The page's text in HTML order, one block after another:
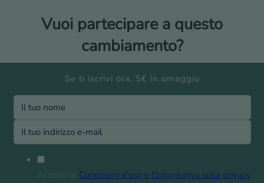
Vuoi partecipare a questo
cambiamento?
Se ti iscrivi ora, 5€ in omaggio
Accetto le Condizioni d'uso e l'Informativa sulla privacy